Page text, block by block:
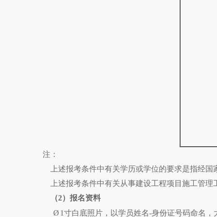
注：
上述报考条件中有关学历或学位的要求是指经
上述报考条件中有关从事建设工程项目施工管
（2）报名资料
Ø 1寸白底照片，以学员姓名-身份证号码命名，